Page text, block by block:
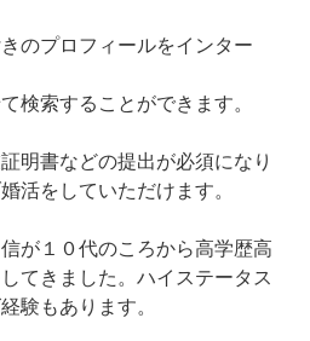
のプロフィールをインター
検索することができます。
明書などの提出が必須になり
活をしていただけます。
が１０代のころから高学歴高
てきました。ハイステータス
験もあります。